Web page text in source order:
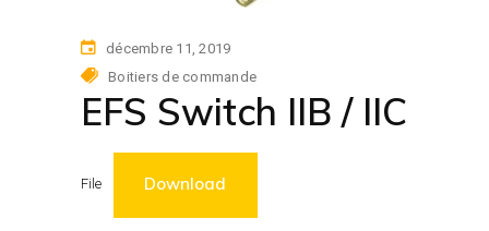
décembre 11, 2019
Boitiers de commande
EFS Switch IIB / IIC
File Download